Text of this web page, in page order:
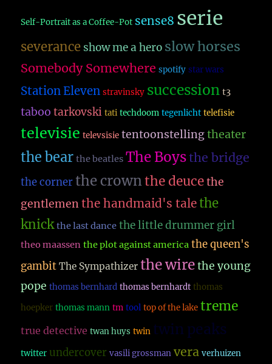
Self-Portrait as a Coffee-Pot sense8 serie
severance show me a hero slow horses
Somebody Somewhere spotify star wars
Station Eleven stravinsky succession t3
taboo tarkovski tati techdoom tegenlicht telefisie
televisie televsisie tentoonstelling theater
the bear the beatles The Boysthe bridge
the corner the crownthe deuce the
gentlemen the handmaid's talethe
knick the last dance the little drummer girl
theo maassen the plot against america the queen's
gambit The Sympathizer the wire the young
pope thomas bernhard thomas bernhardt thomas
hoepker thomas mann tm tool top of the lake treme
true detective twan huys twin twin peaks
twitter undercover vasili grossman vera verhuizen